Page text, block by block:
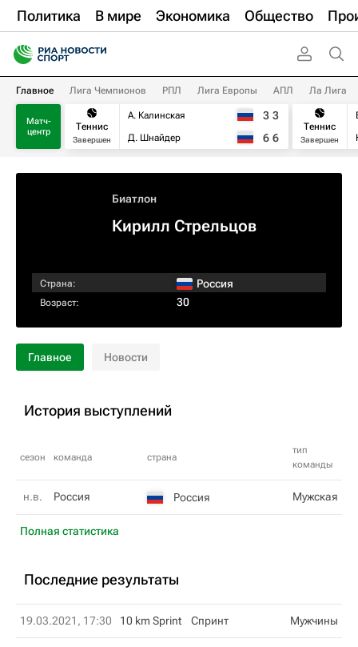
Политика В мире Экономика Общество
Главное Лига Чемпионов РПЛ Лига Европы АПЛ Ла Лига
Матч-
центр
Теннис
Завершен
А. Калинская
Д. Шнайдер
3 3
6 6
Теннис
Завершен
Биатлон
Кирилл Стрельцов
Страна: Россия
Возраст: 30
Главное Новости
История выступлений
сезон команда страна
тип
команды
Полная статистика
н.в. Россия Россия Мужская
Последние результаты
19.03.2021, 17:30 10 km Sprint Спринт Мужчины